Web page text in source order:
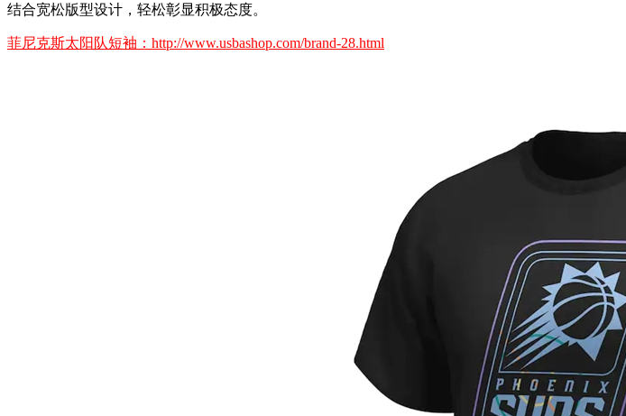
结合宽松版型设计，轻松彰显积极态度。
菲尼克斯太阳队短袖：http://www.usbashop.com/brand-28.html